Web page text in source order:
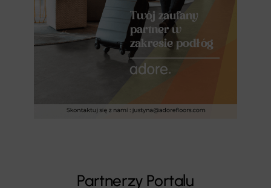
Partnerzy Portalu